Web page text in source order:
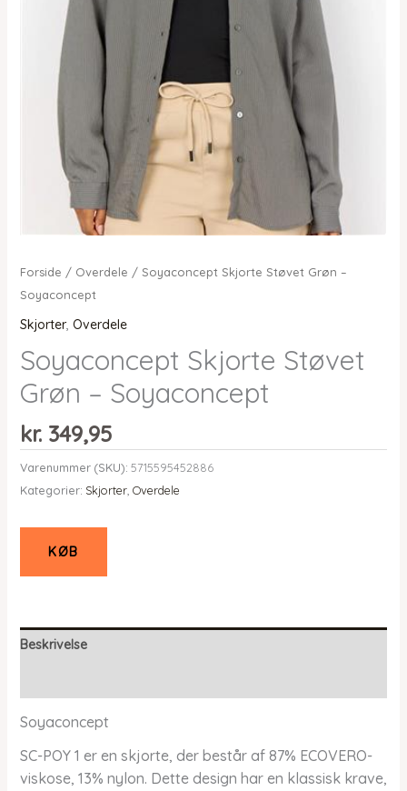
Forside / Overdele / Soyaconcept Skjorte Støvet Grøn –
Soyaconcept
Skjorter, Overdele
Soyaconcept Skjorte Støvet
Grøn – Soyaconcept
kr.349,95
Varenummer (SKU): 5715595452886
Kategorier: Skjorter, Overdele
KØB
Beskrivelse
Soyaconcept
SC-POY 1 er en skjorte, der består af 87% ECOVERO-
viskose, 13% nylon. Dette design har en klassisk krave,